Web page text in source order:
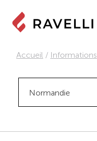
Accueil / Informations
Normandie